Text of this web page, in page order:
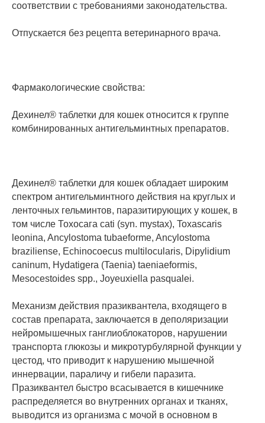
соответствии с требованиями законодательства.
Отпускается без рецепта ветеринарного врача.
Фармакологические свойства:
Дехинел® таблетки для кошек относится к группе
комбинированных антигельминтных препаратов.
Дехинел® таблетки для кошек обладает широким
спектром антигельминтного действия на круглых и
ленточных гельминтов, паразитирующих у кошек, в
том числе Тохосага cati (syn. mystax), Toxascaris
leonina, Ancylostoma tubaeforme, Ancylostoma
braziliense, Echinocoecus multilocularis, Dipylidium
caninum, Hydatigera (Taenia) taeniaeformis,
Mesocestoides spp., Joyeuxiella pasqualei.
Механизм действия празиквантела, входящего в
состав препарата, заключается в деполяризации
нейромышечных ганглиоблокаторов, нарушении
транспорта глюкозы и микротурбулярной функции у
цестод, что приводит к нарушению мышечной
иннервации, параличу и гибели паразита.
Празиквантел быстро всасывается в кишечнике
распределяется во внутренних органах и тканях,
выводится из организма с мочой в основном в